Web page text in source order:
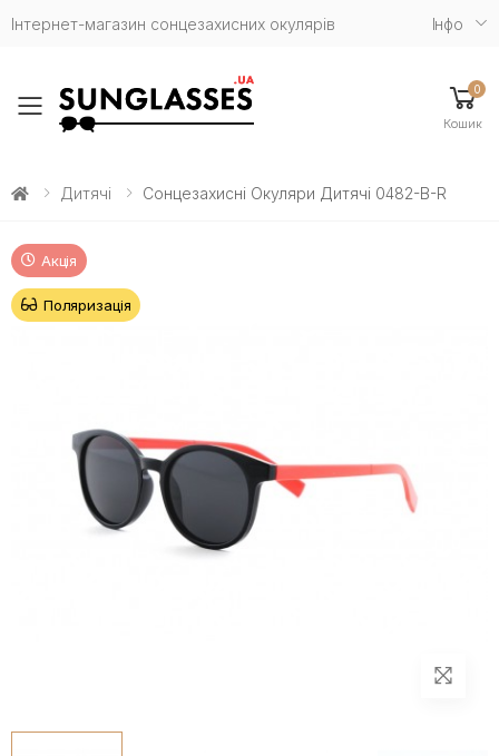
Інтернет-магазин сонцезахисних окулярів Iнфо
Toggle mobile menu
0
Кошик
Дитячі Сонцезахисні Окуляри Дитячі 0482-B-R
Акція
Поляризація